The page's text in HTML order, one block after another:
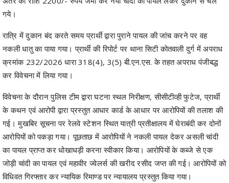
रात्रि में दुकान बंद करते समय प्रार्थी द्वारा पुराने पायल की जांच करने पर वह
नकली धातु का पाया गया। प्रार्थी की रिपोर्ट पर थाना सिटी कोतवाली दुर्ग में अपराध
क्रमांक 232/2026 धारा 318(4), 3(5) बी.एन.एस. के तहत अपराध पंजीबद्ध
कर विवेचना में लिया गया।
विवेचना के दौरान पुलिस टीम द्वारा घटना स्थल निरीक्षण, सीसीटीव्ही फुटेज, प्रार्थी
के कथन एवं आरोपी द्वारा प्रस्तुत आधार कार्ड के आधार पर आरोपियों की तलाश की
गई। मुखबिर सूचना पर रेलवे स्टेशन स्थित यात्री प्रतीक्षालय में घेराबंदी कर दोनों
आरोपियों को पकड़ा गया। पूछताछ में आरोपियों ने नकली पायल देकर असली चांदी
का पायल प्राप्त कर धोखाधड़ी करना स्वीकार किया। आरोपियों के कब्जे से एक
जोड़ी चांदी का पायल एवं महावीर ज्वेलर्स की खरीद रसीद जप्त की गई। आरोपियों को
विधिवत गिरफ्तार कर न्यायिक रिमाण्ड पर न्यायालय प्रस्तुत किया गया।
▪️ घटना का कारण :